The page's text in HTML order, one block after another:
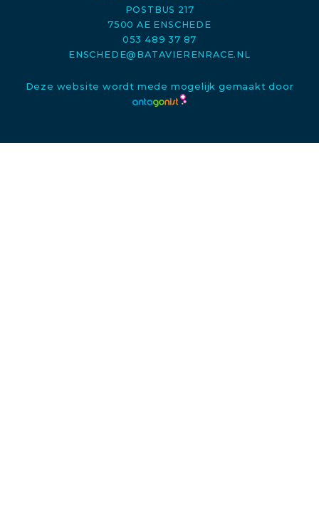
POSTBUS 217
7500 AE ENSCHEDE
053 489 37 87
ENSCHEDE@BATAVIERENRACE.NL
Deze website wordt mede mogelijk gemaakt door